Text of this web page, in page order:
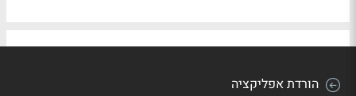
הורדת אפליקציה